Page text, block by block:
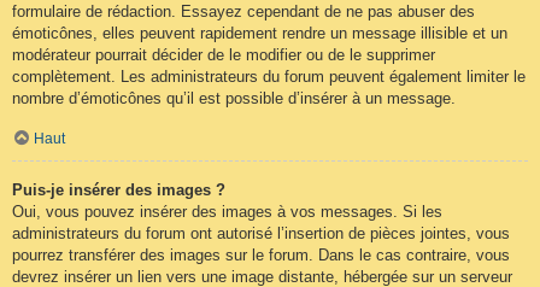
formulaire de rédaction. Essayez cependant de ne pas abuser des
émoticônes, elles peuvent rapidement rendre un message illisible et un
modérateur pourrait décider de le modifier ou de le supprimer
complètement. Les administrateurs du forum peuvent également limiter le
nombre d’émoticônes qu’il est possible d’insérer à un message.
Haut
Puis-je insérer des images ?
Oui, vous pouvez insérer des images à vos messages. Si les
administrateurs du forum ont autorisé l’insertion de pièces jointes, vous
pourrez transférer des images sur le forum. Dans le cas contraire, vous
devrez insérer un lien vers une image distante, hébergée sur un serveur